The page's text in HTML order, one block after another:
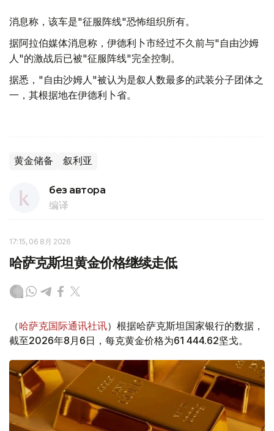
消息称，该车是"征服阵线"恐怖组织所有。
据阿拉伯媒体消息称，伊德利卜市经过不久前与"自由沙姆
人"的激战后已被"征服阵线"完全控制。
据悉，"自由沙姆人"被认为是叙人数最多的武装分子团体之
一，其根据地在伊德利卜省。
黄金储备 叙利亚
без автора
编译
17:15, 06 8月 2026
哈萨克斯坦黄金价格继续走低
（哈萨克国际通讯社讯）根据哈萨克斯坦国家银行的数据，
截至2026年8月6日，每克黄金价格为61 444.62坚戈。